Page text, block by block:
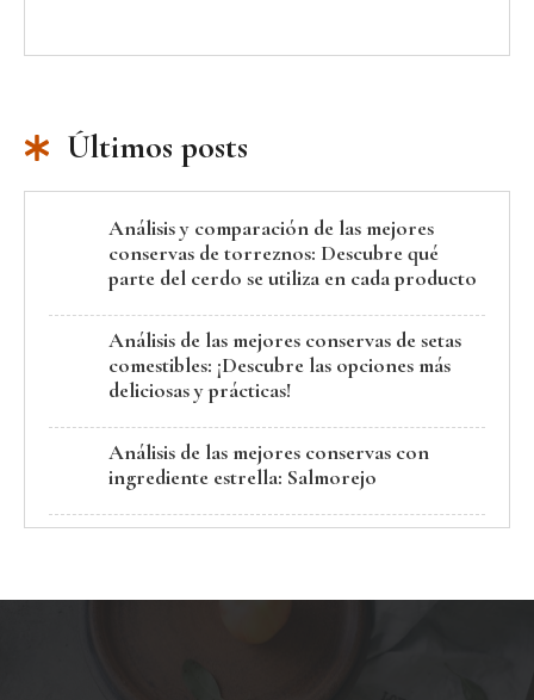
Últimos posts
Análisis y comparación de las mejores
conservas de torreznos: Descubre qué
parte del cerdo se utiliza en cada producto
Análisis de las mejores conservas de setas
comestibles: ¡Descubre las opciones más
deliciosas y prácticas!
Análisis de las mejores conservas con
ingrediente estrella: Salmorejo